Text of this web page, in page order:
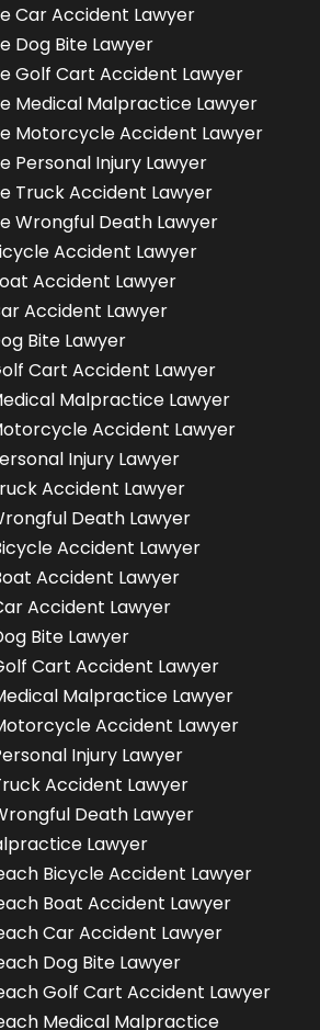
Car Accident Lawyer
Dog Bite Lawyer
Golf Cart Accident Lawyer
Medical Malpractice Lawyer
Motorcycle Accident Lawyer
Personal Injury Lawyer
Truck Accident Lawyer
Wrongful Death Lawyer
Accident Lawyer
Accident Lawyer
Accident Lawyer
Bite Lawyer
Cart Accident Lawyer
Malpractice Lawyer
Accident Lawyer
Injury Lawyer
Accident Lawyer
Death Lawyer
Accident Lawyer
Accident Lawyer
Accident Lawyer
Bite Lawyer
Cart Accident Lawyer
Malpractice Lawyer
Accident Lawyer
Injury Lawyer
Accident Lawyer
Death Lawyer
Lawyer
Bicycle Accident Lawyer
Boat Accident Lawyer
Car Accident Lawyer
Dog Bite Lawyer
Golf Cart Accident Lawyer
Medical Malpractice